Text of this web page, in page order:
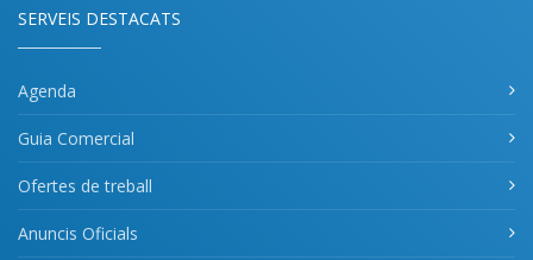
SERVEIS DESTACATS
Agenda
Guia Comercial
Ofertes de treball
Anuncis Oficials